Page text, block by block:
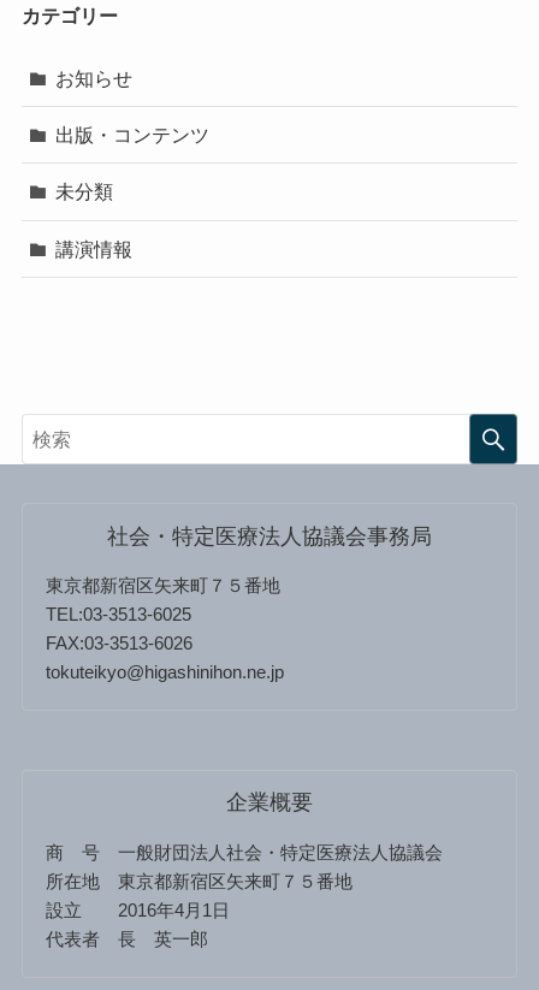
カテゴリー
お知らせ
出版・コンテンツ
未分類
講演情報
社会・特定医療法人協議会事務局
東京都新宿区矢来町７５番地
TEL:03-3513-6025
FAX:03-3513-6026
tokuteikyo@higashinihon.ne.jp
企業概要
商 号 一般財団法人社会・特定医療法人協議会
所在地 東京都新宿区矢来町７５番地
設立 2016年4月1日
代表者 長 英一郎